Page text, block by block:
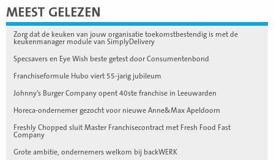
MEEST GELEZEN
Zorg dat de keuken van jouw organisatie toekomstbestendig is met de
keukenmanager module van SimplyDelivery
Specsavers en Eye Wish beste getest door Consumentenbond
Franchiseformule Hubo viert 55-jarig jubileum
Johnny’s Burger Company opent 40ste franchise in Leeuwarden
Horeca-ondernemer gezocht voor nieuwe Anne&Max Apeldoorn
Freshly Chopped sluit Master Franchisecontract met Fresh Food Fast
Company
Grote ambitie, ondernemers welkom bij backWERK